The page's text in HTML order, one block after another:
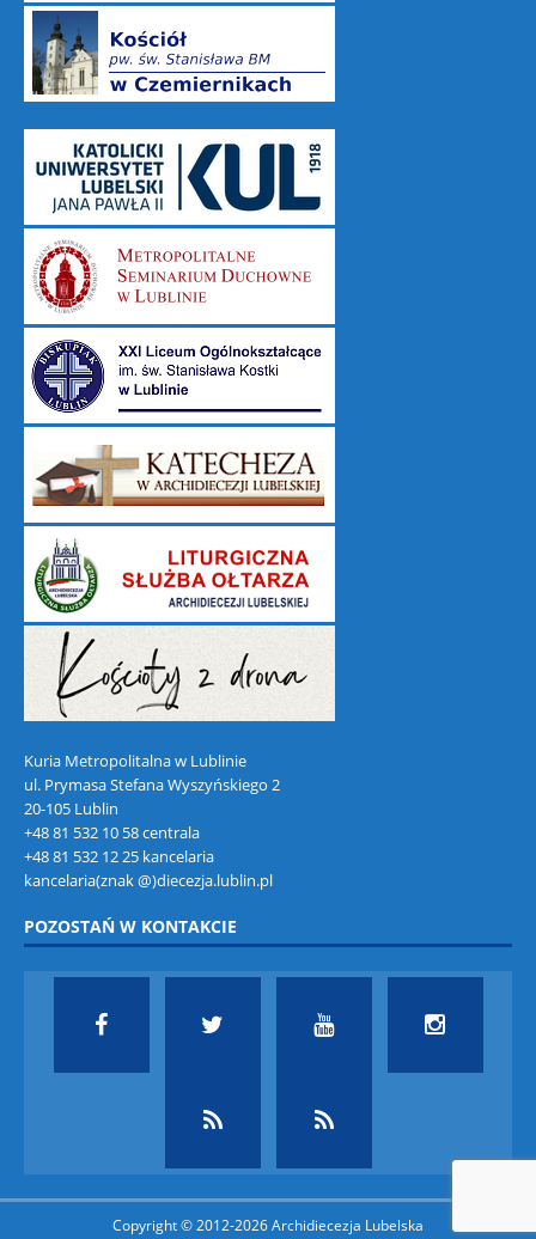
Kuria Metropolitalna w Lublinie
ul. Prymasa Stefana Wyszyńskiego 2
20-105 Lublin
+48 81 532 10 58 centrala
+48 81 532 12 25 kancelaria
kancelaria(znak @)diecezja.lublin.pl
POZOSTAŃ W KONTAKCIE
Copyright © 2012-2026 Archidiecezja Lubelska